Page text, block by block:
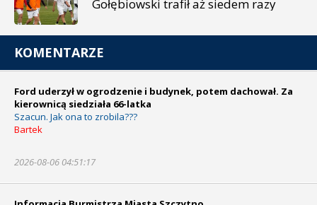
Gołębiowski trafił aż siedem razy
KOMENTARZE
Ford uderzył w ogrodzenie i budynek, potem dachował. Za
kierownicą siedziała 66-latka
Szacun. Jak ona to zrobila???
Bartek
2026-08-06 04:51:17